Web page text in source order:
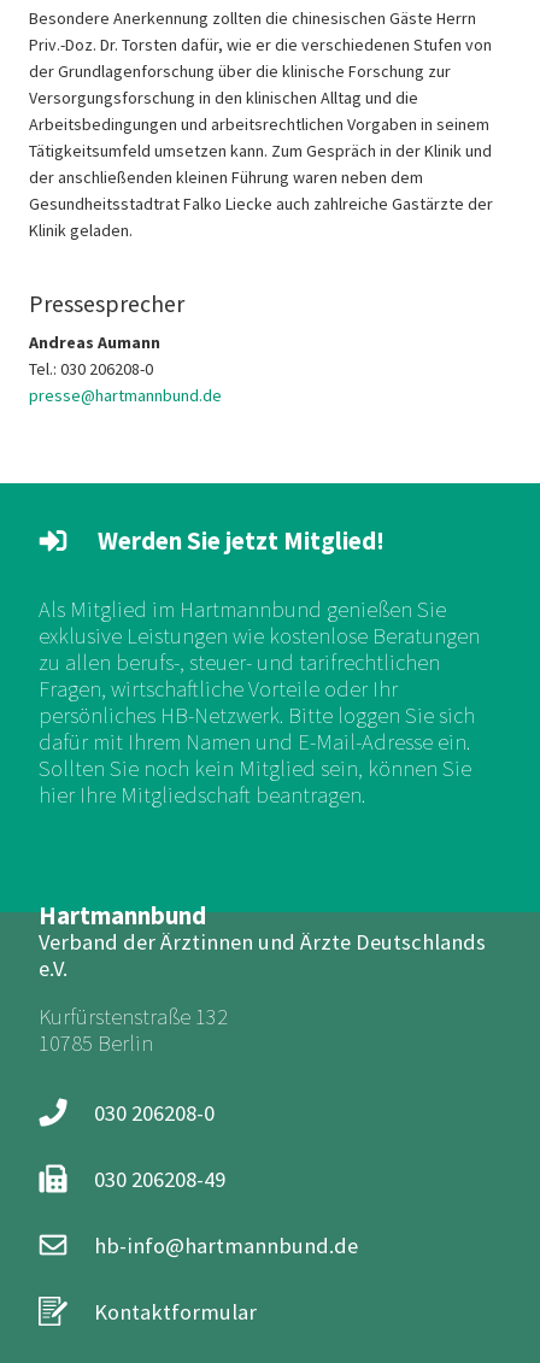
Besondere Anerkennung zollten die chinesischen Gäste Herrn
Priv.-Doz. Dr. Torsten dafür, wie er die verschiedenen Stufen von
der Grundlagenforschung über die klinische Forschung zur
Versorgungsforschung in den klinischen Alltag und die
Arbeitsbedingungen und arbeitsrechtlichen Vorgaben in seinem
Tätigkeitsumfeld umsetzen kann. Zum Gespräch in der Klinik und
der anschließenden kleinen Führung waren neben dem
Gesundheitsstadtrat Falko Liecke auch zahlreiche Gastärzte der
Klinik geladen.
Pressesprecher
Andreas Aumann
Tel.: 030 206208-0
presse@hartmannbund.de
Hartmannbund
Verband der Ärztinnen und Ärzte Deutschlands
e.V.
Kurfürstenstraße 132
10785 Berlin
030 206208-0
030 206208-49
hb-info@hartmannbund.de
Kontaktformular
Werden Sie jetzt Mitglied!
Als Mitglied im Hartmannbund genießen Sie
exklusive Leistungen wie kostenlose Beratungen
zu allen berufs-, steuer- und tarifrechtlichen
Fragen, wirtschaftliche Vorteile oder Ihr
persönliches HB-Netzwerk. Bitte loggen Sie sich
dafür mit Ihrem Namen und E-Mail-Adresse ein.
Sollten Sie noch kein Mitglied sein, können Sie
hier Ihre Mitgliedschaft beantragen.